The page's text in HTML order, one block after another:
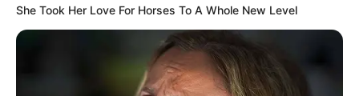
She Took Her Love For Horses To A Whole New Level